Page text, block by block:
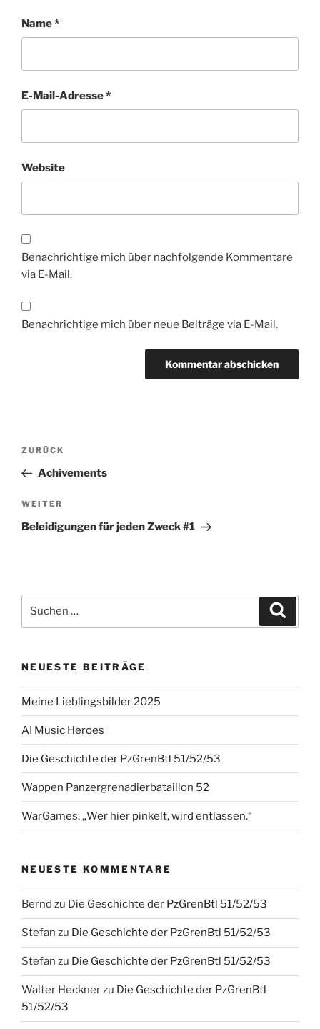
Name*
E-Mail-Adresse*
Website
Benachrichtige mich über nachfolgende Kommentare
via E-Mail.
Benachrichtige mich über neue Beiträge via E-Mail.
Beitragsnavigation
Vorheriger
Beitrag
ZURÜCK
Achivements
Nächster
Beitrag
WEITER
Beleidigungen für jeden Zweck #1
nach:
NEUESTE BEITRÄGE
Meine Lieblingsbilder 2025
AI Music Heroes
Die Geschichte der PzGrenBtl 51/52/53
Wappen Panzergrenadierbataillon 52
WarGames: „Wer hier pinkelt, wird entlassen.“
NEUESTE KOMMENTARE
Bernd zu Die Geschichte der PzGrenBtl 51/52/53
Stefan zu Die Geschichte der PzGrenBtl 51/52/53
Stefan zu Die Geschichte der PzGrenBtl 51/52/53
Walter Hecknerzu Die Geschichte der PzGrenBtl
51/52/53